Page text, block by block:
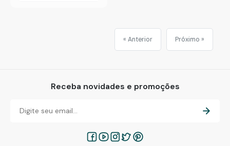
« Anterior Próximo »
Receba novidades e promoções